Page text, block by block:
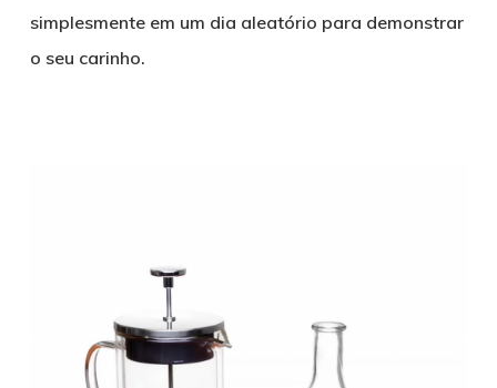
simplesmente em um dia aleatório para demonstrar
o seu carinho.